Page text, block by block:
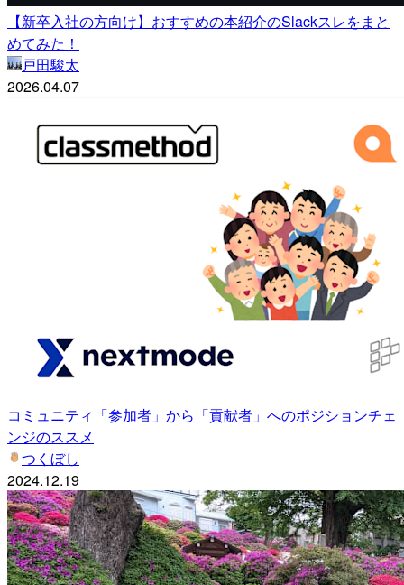
【新卒入社の方向け】おすすめの本紹介のSlackスレをまと
めてみた！
戸田駿太
2026.04.07
コミュニティ「参加者」から「貢献者」へのポジションチェ
ンジのススメ
つくぼし
2024.12.19